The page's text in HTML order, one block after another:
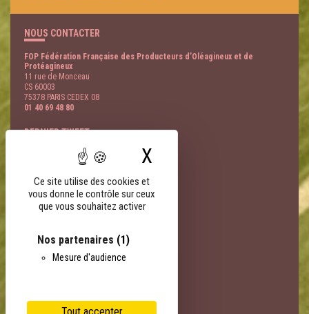
Ce site utilise des cookies et
vous donne le contrôle sur ceux
que vous souhaitez activer
Nos partenaires (1)
Mesure d'audience
X Masquer le
NOUS CONTACTER
FOP Fédération Française des Producteurs d’Oléagineux et de
Protéagineux
11 rue de Monceau
CS 60003
75378 PARIS CEDEX 08
01 40 69 48 80
DERNIER TWEET
LIENS PARTENAIRES
FNSEA
AGPB
EOA
Terres Univia
Terres Inovia